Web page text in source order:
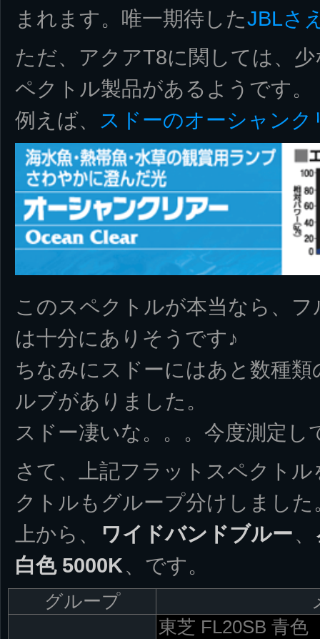
まれます。唯一期待したJBLさ
ただ、アクアT8に関しては、
ペクトル製品があるようです。
例えば、
スドーのオーシャンク
このスペクトルが本当なら、
は十分にありそうです♪
ちなみにスドーにはあと数種
ルブがありました。
スドー凄いな。。。今度測定し
さて、上記フラットスペクト
クトルもグループ分けしました
上から、
ワイドバンドブルー、
白色 5000K、です。
グループ
東芝 FL20SB 青色